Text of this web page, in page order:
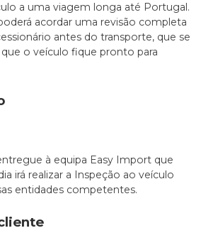
a uma viagem longa até Portugal.
acordar uma revisão completa
antes do transporte, que se
que o veículo fique pronto para
à equipa Easy Import que
irá realizar a Inspeção ao veículo
entidades competentes.